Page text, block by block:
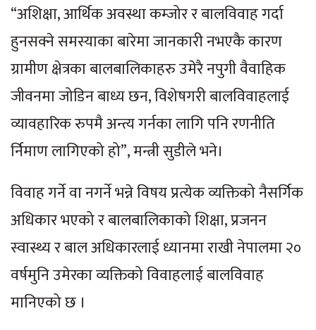
“अशिक्षा, आर्थिक अवस्था कम्जोर र बालविवाह गर्दा
हुनसक्ने समस्याका बारेमा जानकारी नभएकै कारण
ग्रामीण क्षेत्रका बालबालिकाहरु उमेरै नपुगी वैवाहिक
जीवनमा जोडिन बाध्य छन, विशेषगरी बालविवाहलाई
व्यावहारिक रुपमै अन्त्य गर्नका लागि पनि रणनीति
र्निमाण लागिएको हो”, मन्त्री सुडीले भने।
विवाह गर्ने वा नगर्ने भन्ने विषय प्रत्येक व्यक्तिको नैसर्गिक
अधिकार भएको र बालबालिकाको शिक्षा, प्रजनन
स्वास्थ्य र बाल अधिकारलाई ध्यानमा राखी नेपालमा २०
वर्षमुनि उमेरका व्यक्तिको विवाहलाई बालविवाह
मानिएको छ ।